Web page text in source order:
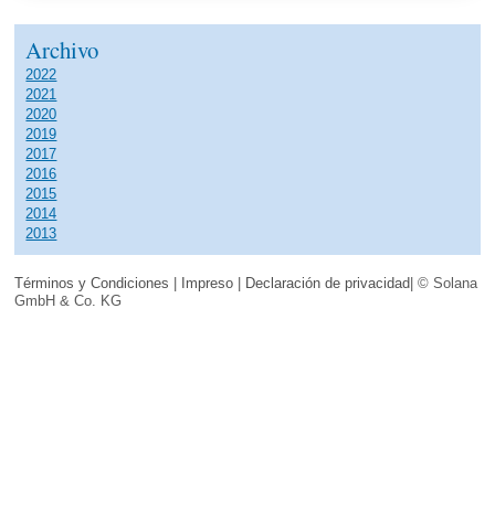
Archivo
2022
2021
2020
2019
2017
2016
2015
2014
2013
Términos y Condiciones Impreso Declaración de privacidad | © Solana
GmbH & Co. KG